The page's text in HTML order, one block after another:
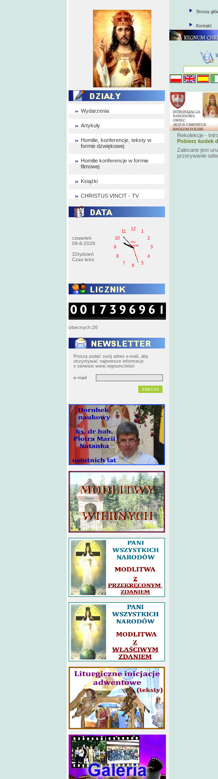
Wydarzenia
Artykuły
Homilie, konferencje, teksty w
formie dzwiękowej
Homilie konferencje w formie
filmowej
Książki
CHRISTUS VINCIT - TV
czwartek
06-8-2026
32tydzień
Czas letni
1
2
3
4
5
6
7
8
9
10
11
12
PM
czwartek
obecnych:26
Proszę podać swój adres e-mail, aby
otrzymywać najnowsze informacje
o serwisie www.regnumchristi
e-mail
Strona
Kontakt
Rekolekcje -
Pobierz kodek
Zalecane jest
przerywanie